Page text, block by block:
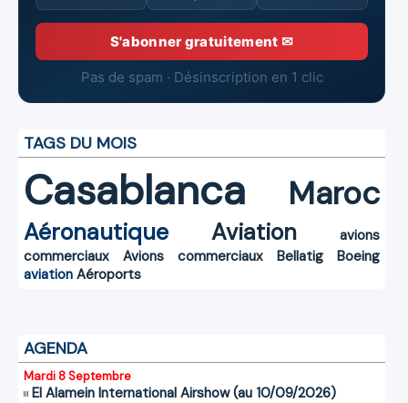
S'abonner gratuitement ✉
Pas de spam · Désinscription en 1 clic
TAGS DU MOIS
Casablanca Maroc
Aéronautique Aviation
avions
commerciaux
Avions commerciaux Bellatig
Boeing
aviation Aéroports
AGENDA
Mardi 8 Septembre
El Alamein International Airshow (au 10/09/2026)